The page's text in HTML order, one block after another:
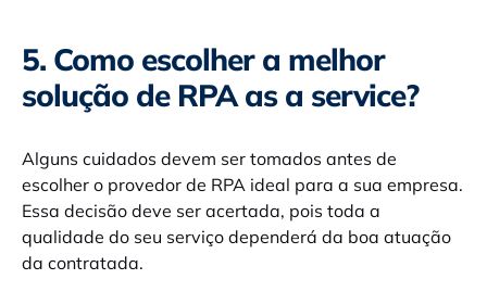
5. Como escolher a melhor
solução de RPA as a service?
Alguns cuidados devem ser tomados antes de
escolher o provedor de RPA ideal para a sua empresa.
Essa decisão deve ser acertada, pois toda a
qualidade do seu serviço dependerá da boa atuação
da contratada.